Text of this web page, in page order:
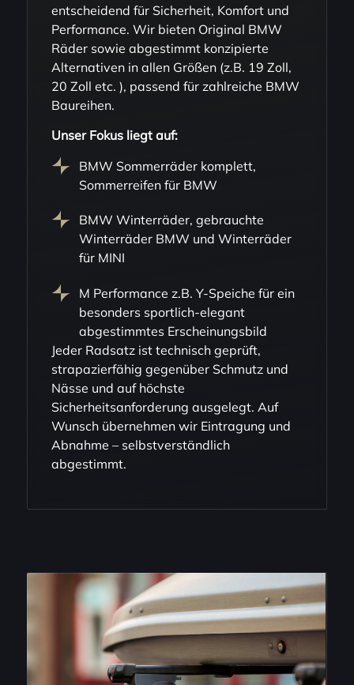
entscheidend für Sicherheit, Komfort und
Performance. Wir bieten Original BMW
Räder sowie abgestimmt konzipierte
Alternativen in allen Größen (z.B. 19 Zoll,
20 Zoll etc. ), passend für zahlreiche BMW
Baureihen.
Unser Fokus liegt auf:
BMW Sommerräder komplett,
Sommerreifen für BMW
BMW Winterräder, gebrauchte
Winterräder BMW und Winterräder
für MINI
M Performance z.B. Y-Speiche für ein
besonders sportlich-elegant
abgestimmtes Erscheinungsbild
Jeder Radsatz ist technisch geprüft,
strapazierfähig gegenüber Schmutz und
Nässe und auf höchste
Sicherheitsanforderung ausgelegt. Auf
Wunsch übernehmen wir Eintragung und
Abnahme – selbstverständlich
abgestimmt.